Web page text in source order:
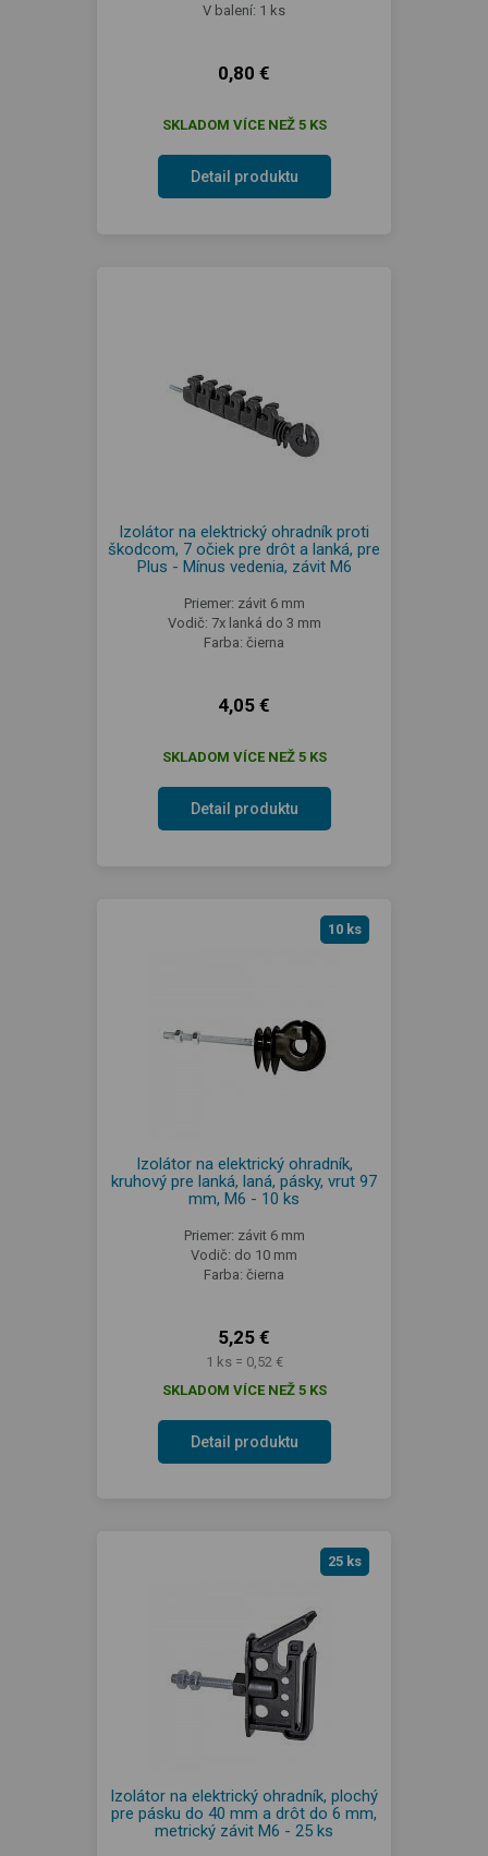
V balení: 1 ks
0,80 €
SKLADOM VÍCE NEŽ 5 KS
Detail produktu
Izolátor na elektrický ohradník proti
škodcom, 7 očiek pre drôt a lanká, pre
Plus - Mínus vedenia, závit M6
Priemer: závit 6 mm
Vodič: 7x lanká do 3 mm
Farba: čierna
4,05 €
SKLADOM VÍCE NEŽ 5 KS
Detail produktu
10 ks
Izolátor na elektrický ohradník,
kruhový pre lanká, laná, pásky, vrut 97
mm, M6 - 10 ks
Priemer: závit 6 mm
Vodič: do 10 mm
Farba: čierna
5,25 €
1 ks = 0,52 €
SKLADOM VÍCE NEŽ 5 KS
Detail produktu
25 ks
Izolátor na elektrický ohradník, plochý
pre pásku do 40 mm a drôt do 6 mm,
metrický závit M6 - 25 ks